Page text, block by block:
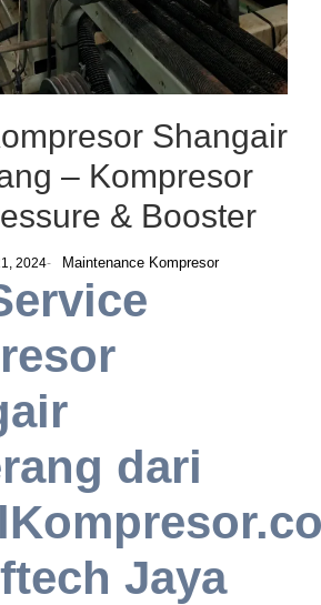
Shangair
– Kompresor
& Booster
2024- Maintenance Kompresor
dari
Jaya